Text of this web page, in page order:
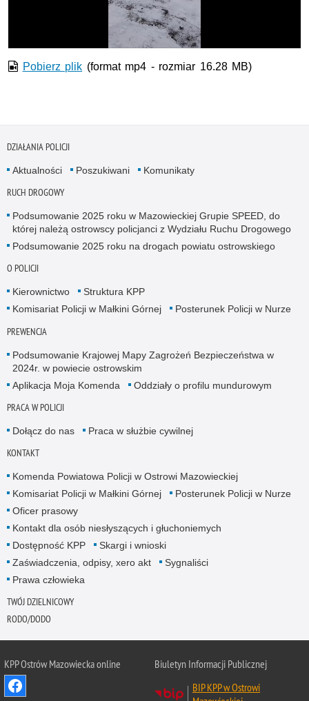
wideo
Pobierz plik (format mp4 - rozmiar 16.28 MB)
DZIAŁANIA POLICJI
Aktualności Poszukiwani Komunikaty
RUCH DROGOWY
Podsumowanie 2025 roku w Mazowieckiej Grupie SPEED, do
której należą ostrowscy policjanci z Wydziału Ruchu Drogowego
Podsumowanie 2025 roku na drogach powiatu ostrowskiego
O POLICJI
Kierownictwo
Struktura KPP
Komisariat Policji w Małkini Górnej
Posterunek Policji w Nurze
PREWENCJA
Podsumowanie Krajowej Mapy Zagrożeń Bezpieczeństwa w
2024r. w powiecie ostrowskim
Aplikacja Moja Komenda
Oddziały o profilu mundurowym
PRACA W POLICJI
Dołącz do nas Praca w służbie cywilnej
KONTAKT
Komenda Powiatowa Policji w Ostrowi Mazowieckiej
Komisariat Policji w Małkini Górnej
Posterunek Policji w Nurze
Oficer prasowy
Kontakt dla osób niesłyszących i głuchoniemych
Dostępność KPP
Skargi i wnioski
Zaświadczenia, odpisy, xero akt
Sygnaliści
Prawa człowieka
TWÓJ DZIELNICOWY
RODO/DODO
KPP Ostrów Mazowiecka online
Biuletyn Informacji Publicznej
BIP KPP w Ostrowi